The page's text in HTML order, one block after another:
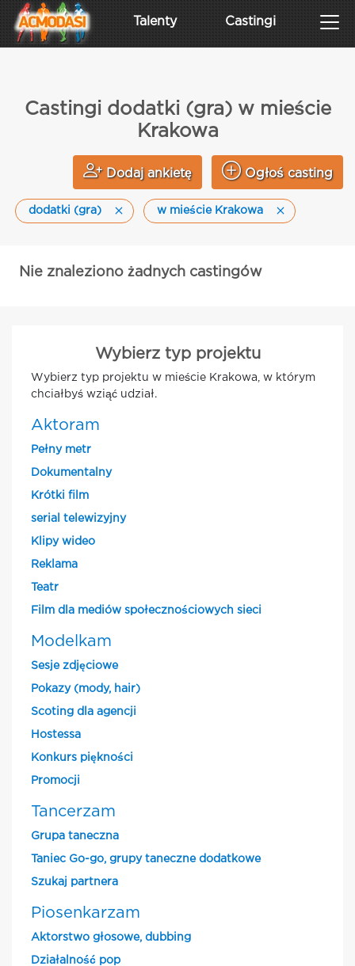
Talenty Castingi
Castingi dodatki (gra) w mieście
Krakowa
Dodaj ankietę Ogłoś casting
dodatki (gra) w mieście Krakowa
Nie znaleziono żadnych castingów
Wybierz typ projektu
Wybierz typ projektu w mieście Krakowa, w którym
chciałbyś wziąć udział.
Aktoram
Pełny metr
Dokumentalny
Krótki film
serial telewizyjny
Klipy wideo
Reklama
Teatr
Film dla mediów społecznościowych sieci
Modelkam
Sesje zdjęciowe
Pokazy (mody, hair)
Scoting dla agencji
Hostessa
Konkurs piękności
Promocji
Tancerzam
Grupa taneczna
Taniec Go-go, grupy taneczne dodatkowe
Szukaj partnera
Piosenkarzam
Aktorstwo głosowe, dubbing
Działalność pop